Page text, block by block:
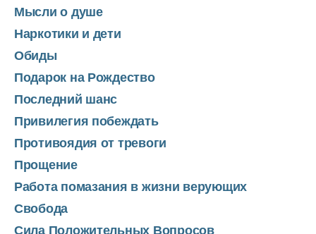
Мысли о душе
Наркотики и дети
Обиды
Подарок на Рождество
Последний шанс
Привилегия побеждать
Противоядия от тревоги
Прощение
Работа помазания в жизни верующих
Свобода
Сила Положительных Вопросов